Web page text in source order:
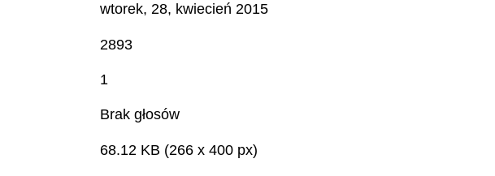
wtorek, 28, kwiecień 2015
2893
1
Brak głosów
68.12 KB (266 x 400 px)